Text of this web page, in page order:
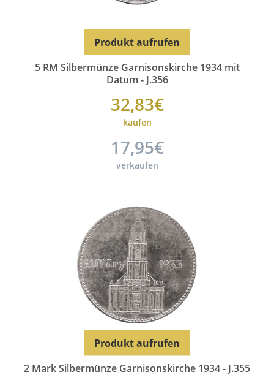
5 RM Silbermünze Garnisonskirche 1934 mit
Datum - J.356
32,83€
kaufen
17,95€
verkaufen
Produkt aufrufen
2 Mark Silbermünze Garnisonskirche 1934 - J.355
Produkt aufrufen